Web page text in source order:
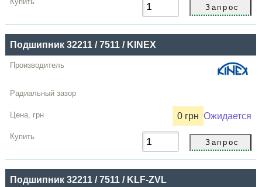
Подшипник 32211 / 7511 / KINEX
0 грн Ожидается
Подшипник 32211 / 7511 / KLF-ZVL